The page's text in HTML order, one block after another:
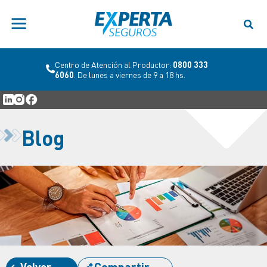
Centro de Atención al Productor: 0800 333
6060 . De lunes a viernes de 9 a 18 hs.
Blog